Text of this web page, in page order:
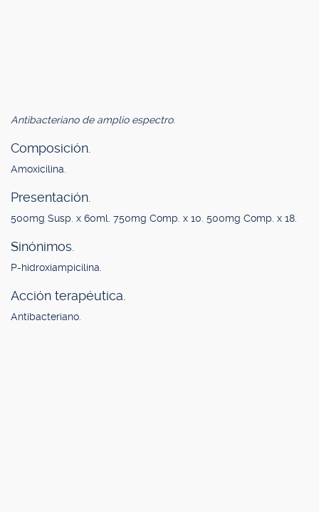
Antibacteriano de amplio espectro.
Composición.
Amoxicilina.
Presentación.
500mg Susp. x 60ml. 750mg Comp. x 10. 500mg Comp. x 18.
Sinónimos.
P-hidroxiampicilina.
Acción terapéutica.
Antibacteriano.